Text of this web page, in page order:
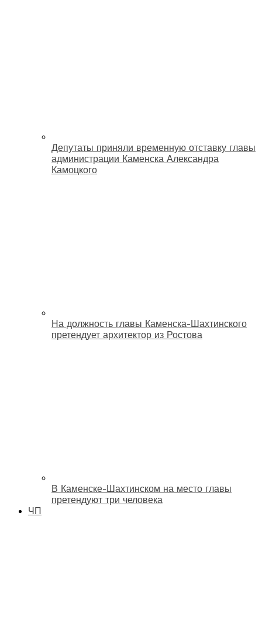
Депутаты приняли временную отставку главы
администрации Каменска Александра
Камоцкого
На должность главы Каменска-Шахтинского
претендует архитектор из Ростова
В Каменске-Шахтинском на место главы
претендуют три человека
ЧП